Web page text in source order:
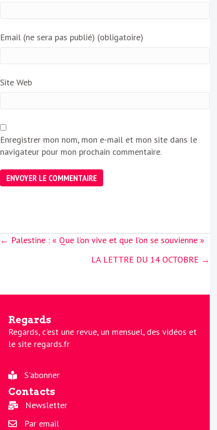
Email (ne sera pas publié) (obligatoire)
Site Web
Enregistrer mon nom, mon e-mail et mon site dans le
navigateur pour mon prochain commentaire.
Posts
← Palestine : « Que l’on vive et que l’on se souvienne »
LA LETTRE DU 14 OCTOBRE →
Regards
Regards, c'est une revue, un mensuel, des vidéos et
le site regards.fr
S'abonner
Contacts
Newsletter
Par email